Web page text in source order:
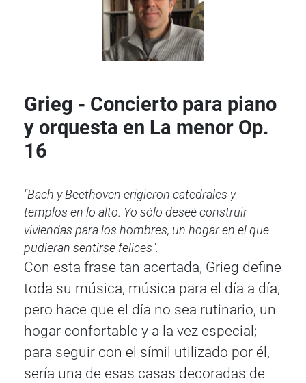
Grieg - Concierto para piano
y orquesta en La menor Op.
16
"Bach y Beethoven erigieron catedrales y
templos en lo alto. Yo sólo deseé construir
viviendas para los hombres, un hogar en el que
pudieran sentirse felices".
Con esta frase tan acertada, Grieg define
toda su música, música para el día a día,
pero hace que el día no sea rutinario, un
hogar confortable y a la vez especial;
para seguir con el símil utilizado por él,
sería una de esas casas decoradas de